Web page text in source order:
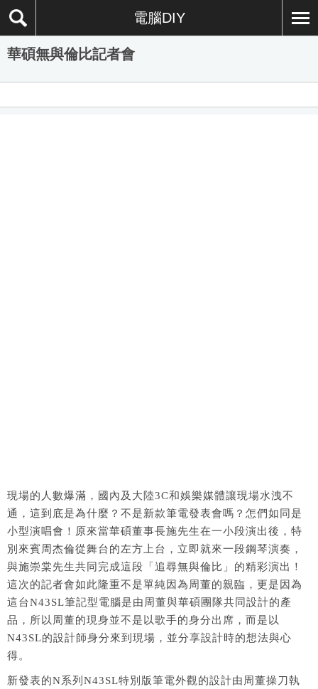
電腦DIY
華碩無與倫比記者會
現場的人數爆滿，國內及大陸3C和娛樂媒體讓現場水洩不
通，這到底是為什麼？不是新款筆電發表會嗎？怎們如同是
小型演唱會！原來當華碩董事長施先生在一小段演出後，特
別來賓周杰倫從舞台的左方上台，立即就來一段鋼琴演奏，
與施崇棠先生共同完成這段「追尋無與倫比」的精彩演出！
這次的記者會如此隆重不是單純因為周董的親臨，更是因為
這台N43SL筆記型電腦是由周董與華碩團隊共同設計的產
品，所以周董的現身並不是以歌手的身分出席，而是以
N43SL的設計師身分來到現場，並分享設計時的想法與心
得。
新發表的N系列 N43SL特別版筆電外觀的設計由周董操刀執